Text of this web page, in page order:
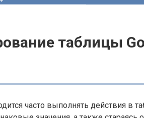
таблицы
часто выполнять действия в